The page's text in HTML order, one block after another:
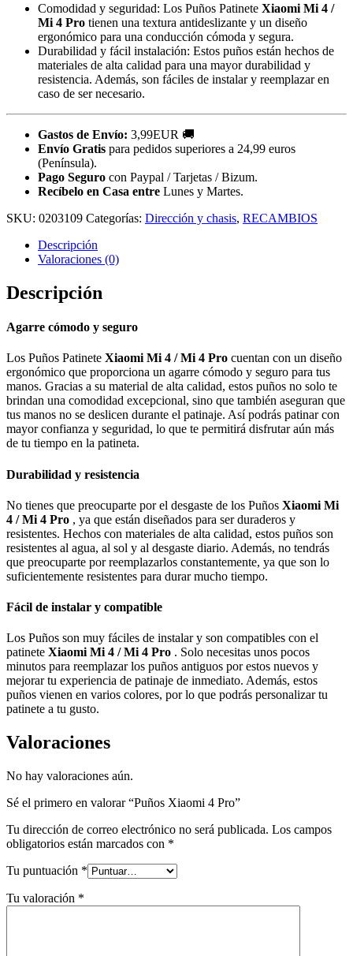
Comodidad y seguridad: Los Puños Patinete Xiaomi Mi 4 /
Mi 4 Pro tienen una textura antideslizante y un diseño
ergonómico para una conducción cómoda y segura.
Durabilidad y fácil instalación: Estos puños están hechos de
materiales de alta calidad para una mayor durabilidad y
resistencia. Además, son fáciles de instalar y reemplazar en
caso de ser necesario.
Gastos de Envío: 3,99EUR 🚚
Envío Gratis para pedidos superiores a 24,99 euros
(Península).
Pago Seguro con Paypal / Tarjetas / Bizum.
Recíbelo en Casa entre Lunes y Martes.
SKU: 0203109 Categorías: Dirección y chasis, RECAMBIOS
Descripción
Valoraciones (0)
Descripción
Agarre cómodo y seguro
Los Puños Patinete Xiaomi Mi 4 / Mi 4 Pro cuentan con un diseño
ergonómico que proporciona un agarre cómodo y seguro para tus
manos. Gracias a su material de alta calidad, estos puños no solo te
brindan una comodidad excepcional, sino que también aseguran que
tus manos no se deslicen durante el patinaje. Así podrás patinar con
mayor confianza y seguridad, lo que te permitirá disfrutar aún más
de tu tiempo en la patineta.
Durabilidad y resistencia
No tienes que preocuparte por el desgaste de los Puños Xiaomi Mi
4 / Mi 4 Pro , ya que están diseñados para ser duraderos y
resistentes. Hechos con materiales de alta calidad, estos puños son
resistentes al agua, al sol y al desgaste diario. Además, no tendrás
que preocuparte por reemplazarlos constantemente, ya que son lo
suficientemente resistentes para durar mucho tiempo.
Fácil de instalar y compatible
Los Puños son muy fáciles de instalar y son compatibles con el
patinete Xiaomi Mi 4 / Mi 4 Pro . Solo necesitas unos pocos
minutos para reemplazar los puños antiguos por estos nuevos y
mejorar tu experiencia de patinaje de inmediato. Además, estos
puños vienen en varios colores, por lo que podrás personalizar tu
patinete a tu gusto.
Valoraciones
No hay valoraciones aún.
Sé el primero en valorar “Puños Xiaomi 4 Pro”
Tu dirección de correo electrónico no será publicada. Los campos
obligatorios están marcados con *
Tu puntuación *
Tu valoración *